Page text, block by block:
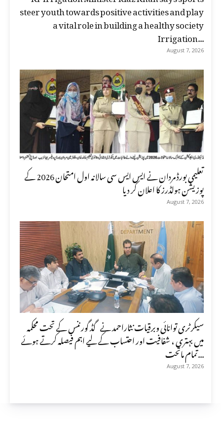
steer youth towards positive activities and play
a vital role in building a healthy society
Irrigation...
August 7, 2026
تعلیمی بورڈ مردان نے ایس ایس سی سالانہ اول امتحان 2026 کے
پوزیشن ہولڈرز کا اعلان کر دیا
August 7, 2026
سیکرٹری توانائی وبرقیات نثاراحمد نے گڈ گورننس کے تحت محکمہ
میں بہتری ، شفافیت اور احتساب کے لیے اہم فیصلہ کرتے ہوئے
تمام ماتحت...
August 7, 2026